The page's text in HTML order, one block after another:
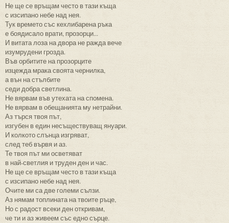
Не ще се връщам често в тази къща
с изсипано небе над нея.
Тук времето със кехлибарена ръка
е боядисало врати, прозорци...
И витата лоза на двора не ражда вече
изумрудени грозда.
Във орбитите на прозорците
изцежда мрака своята чернилка,
а вън на стълбите
седи добра светлина.
Не вярвам във утехата на спомена.
Не вярвам в обещанията му нетрайни.
Аз търся твоя път,
изгубен в един несъществуващ януари.
И колкото слънца изгряват,
след теб вървя и аз.
Те твоя път ми осветяват
в най-светлия и труден ден и час.
Не ще се връщам често в тази къща
с изсипано небе над нея.
Очите ми са две големи сълзи.
Аз нямам топлината на твоите ръце,
Но с радост всеки ден откривам,
че ти и аз живеем със едно сърце.